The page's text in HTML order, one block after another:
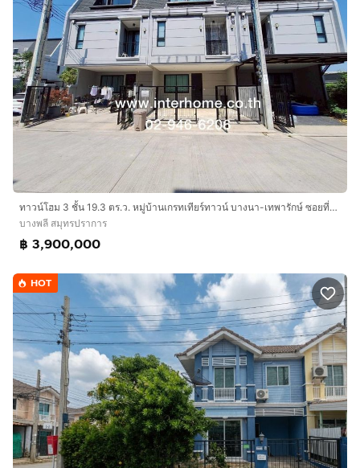
รับฝากขาย บ้าน ที่ดิน อสังหาฯ ฟรีค่าการตลาด
รับจำนอง ขายฝาก พร้อมยื่นกู้ทุกธนาคาร
LINE : richhouseagent99
Call :กดเพื่อดูเบอร์โทร xxxxxx699
Facebook : RICH Asset Property ซื้อ ขาย ฝาก เช่า อสัง
หาฯ
ทาวน์โฮม 3 ชั้น 19.3 ตร.ว. หมู่บ้านเกรทเทียร์ทาวน์ บางนา-เทพารักษ์ ซอยที่ดินไทย ถนนเทพารักษ์ ถนนแพรกษา บางพลีใหญ่ สมุทรปราการ
บางพลี สมุทรปราการ
฿ 3,900,000
HOT